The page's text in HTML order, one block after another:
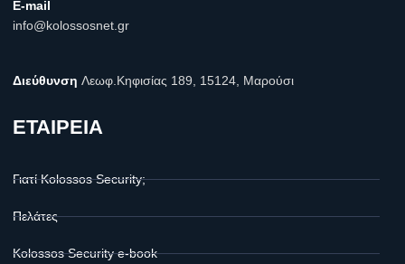
E-mail
info@kolossosnet.gr
Διεύθυνση Λεωφ.Κηφισίας 189, 15124, Μαρούσι
ΕΤΑΙΡΕΙΑ
Γιατί Kolossos Security;
Πελάτες
Kolossos Security e-book